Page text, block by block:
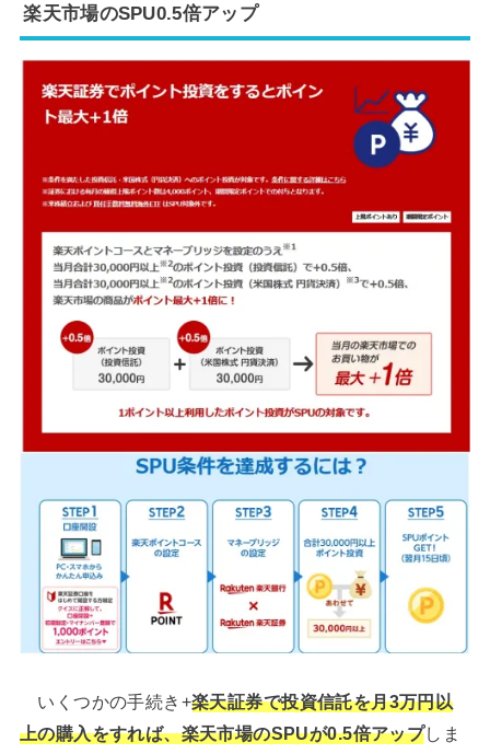
楽天市場のSPU0.5倍アップ
いくつかの手続き+楽天証券で投資信託を月3万円以
上の購入をすれば、楽天市場のSPUが0.5倍アップしま